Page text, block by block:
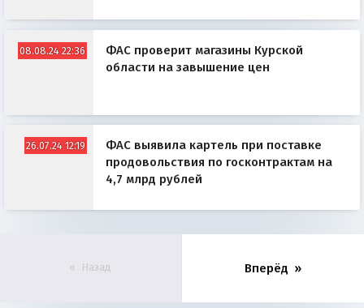
08.08.24 22:36
ФАС проверит магазины Курской
области на завышение цен
26.07.24 12:19
ФАС выявила картель при поставке
продовольствия по госконтрактам на
4,7 млрд рублей
Назад Вперёд